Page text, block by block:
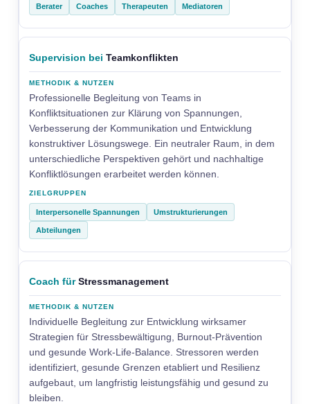
Berater Coaches Therapeuten Mediatoren
Supervision bei Teamkonflikten
Professionelle Begleitung von Teams in
Konfliktsituationen zur Klärung von Spannungen,
Verbesserung der Kommunikation und Entwicklung
konstruktiver Lösungswege. Ein neutraler Raum, in dem
unterschiedliche Perspektiven gehört und nachhaltige
Konfliktlösungen erarbeitet werden können.
Interpersonelle Spannungen Umstrukturierungen
Abteilungen
Coach fürStressmanagement
Individuelle Begleitung zur Entwicklung wirksamer
Strategien für Stressbewältigung, Burnout-Prävention
und gesunde Work-Life-Balance. Stressoren werden
identifiziert, gesunde Grenzen etabliert und Resilienz
aufgebaut, um langfristig leistungsfähig und gesund zu
bleiben.